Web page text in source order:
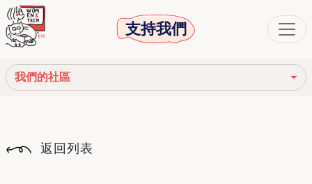
支持我們
我們的社區
返回列表